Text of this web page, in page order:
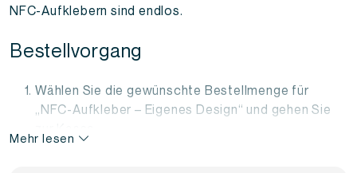
NFC-Aufklebern sind endlos.
Bestellvorgang
Wählen Sie die gewünschte Bestellmenge für
„NFC-Aufkleber – Eigenes Design“ und gehen Sie
Nach der getätigten Bestellung erhalten Sie Ihre
Mehr lesen